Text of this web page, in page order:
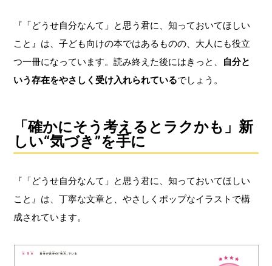
『「どうせ自分なんて」と思う君に、知っておいてほしい
こと』は、子ども向けの本ではあるものの、大人にも役立
つ一冊になっています。読み終えた後にはきっと、 自分と
いう存在をやさしく受け入れられているでしょう。
「確かにそう考えるとラクかも」新
しい“気づき”を手に
『「どうせ自分なんて」と思う君に、知っておいてほしい
こと』は、丁寧な文章と、やさしくポップなイラストで構
成されています。